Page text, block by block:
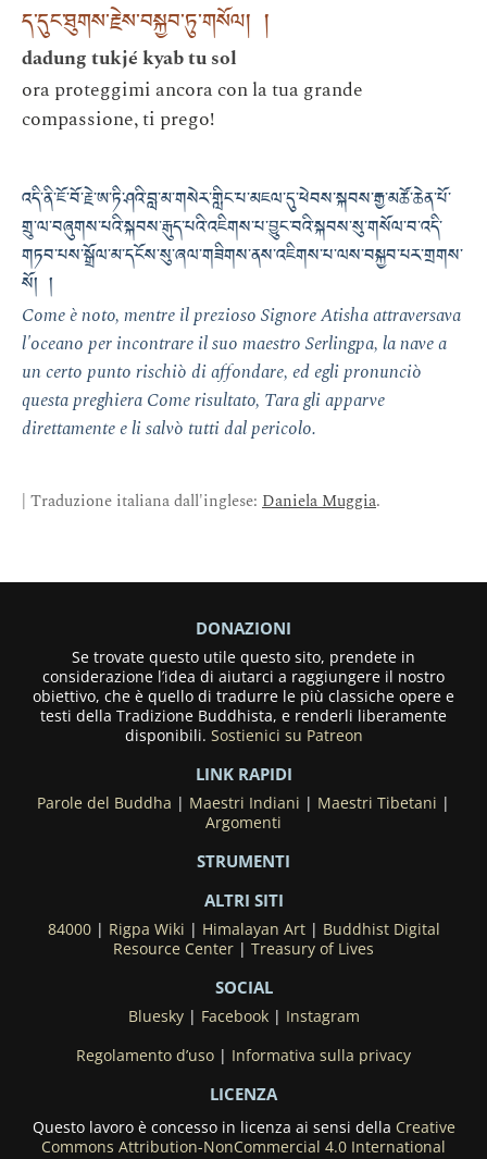
ད་དུང་ཐུགས་རྗེས་བསྐྱབ་ཏུ་གསོལ། །
dadung tukjé kyab tu sol
ora proteggimi ancora con la tua grande
compassione, ti prego!
འདི་ནི་ཇོ་བོ་རྗེ་ཨ་ཏི་ཤའི་བླ་མ་གསེར་གླིང་པ་མཇལ་དུ་ཕེབས་སྐབས་རྒྱ་མཚོ་ཆེན་པོ་
གྲུ་ལ་བཞུགས་པའི་སྐབས་རྒུད་པའི་འཇིགས་པ་བྱུང་བའི་སྐབས་སུ་གསོལ་བ་འདི་
གཏབ་པས་སྒྲོལ་མ་དངོས་སུ་ཞལ་གཟིགས་ནས་འཇིགས་པ་ལས་བསྐྱབ་པར་གྲགས་
སོ། །
Come è noto, mentre il prezioso Signore Atisha attraversava
l'oceano per incontrare il suo maestro Serlingpa, la nave a
un certo punto rischiò di affondare, ed egli pronunciò
questa preghiera Come risultato, Tara gli apparve
direttamente e li salvò tutti dal pericolo.
| Traduzione italiana dall'inglese: Daniela Muggia.
DONAZIONI
Se trovate questo utile questo sito, prendete in
considerazione l’idea di aiutarci a raggiungere il nostro
obiettivo, che è quello di tradurre le più classiche opere e
testi della Tradizione Buddhista, e renderli liberamente
disponibili. Sostienici su Patreon
LINK RAPIDI
Parole del Buddha | Maestri Indiani | Maestri Tibetani |
Argomenti
STRUMENTI
ALTRI SITI
84000| Rigpa Wiki | Himalayan Art| Buddhist Digital
Resource Center | Treasury of Lives
SOCIAL
Bluesky| Facebook| Instagram
Regolamento d’uso | Informativa sulla privacy
LICENZA
Questo lavoro è concesso in licenza ai sensi della Creative
Commons Attribution-NonCommercial 4.0 International